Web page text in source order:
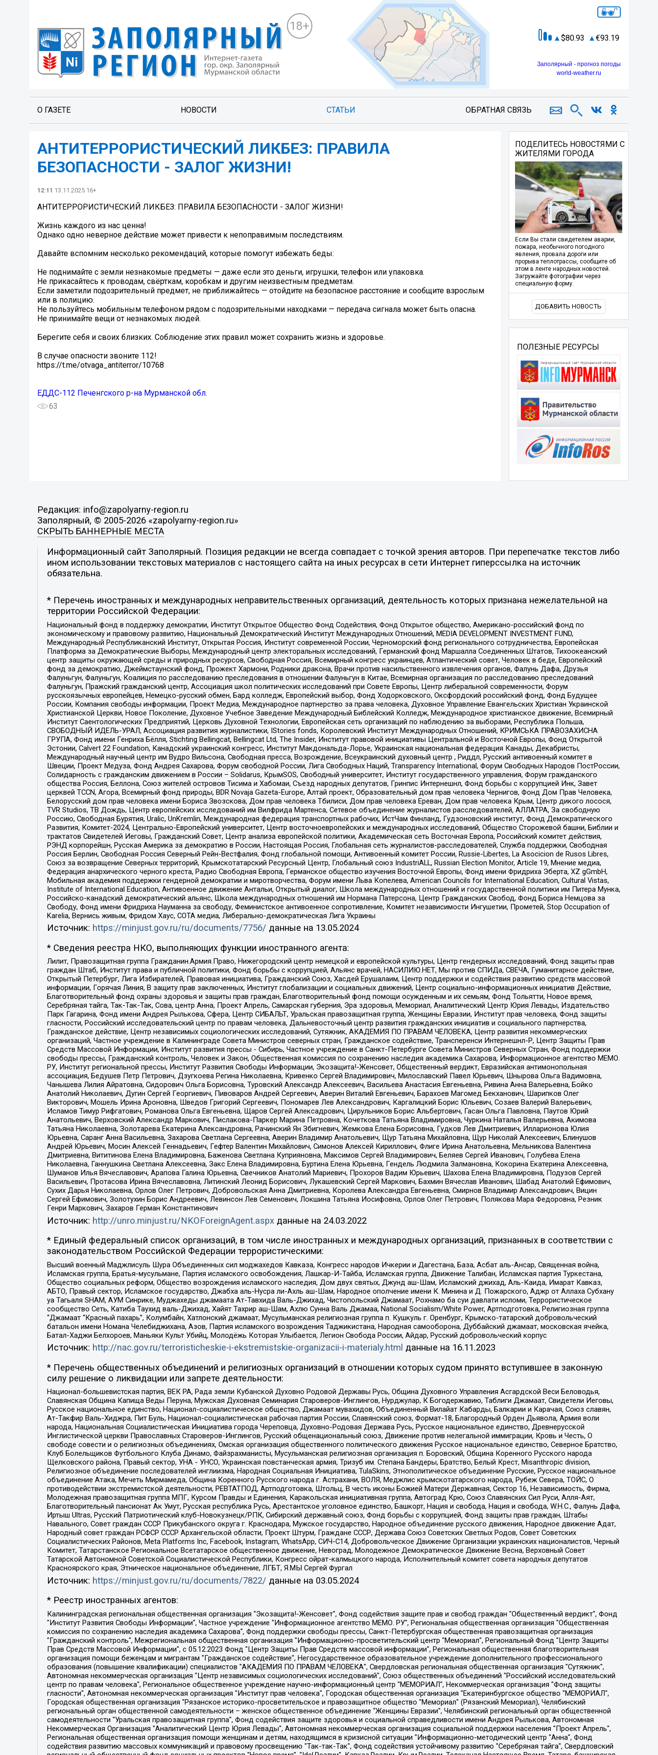
18+
80.93 93.19
Заполярный - прогноз погоды
world-weather.ru
О ГАЗЕТЕ НОВОСТИ СТАТЬИ ОБРАТНАЯ СВЯЗЬ
️️АНТИТЕРРОРИСТИЧЕСКИЙ ЛИКБЕЗ: ПРАВИЛА
БЕЗОПАСНОСТИ - ЗАЛОГ ЖИЗНИ!
12:11 13.11.2025 16+
️️АНТИТЕРРОРИСТИЧЕСКИЙ ЛИКБЕЗ: ПРАВИЛА БЕЗОПАСНОСТИ - ЗАЛОГ ЖИЗНИ!
Жизнь каждого из нас ценна!
Однако одно неверное действие может привести к непоправимым последствиям.
Давайте вспомним несколько рекомендаций, которые помогут избежать беды:
Не поднимайте с земли незнакомые предметы — даже если это деньги, игрушки, телефон или упаковка.
Не прикасайтесь к проводам, свёрткам, коробкам и другим неизвестным предметам.
Если заметили подозрительный предмет, не приближайтесь — отойдите на безопасное расстояние и сообщите взрослым
или в полицию.
Не пользуйтесь мобильным телефоном рядом с подозрительными находками — передача сигнала может быть опасна.
Не принимайте вещи от незнакомых людей.
️Берегите себя и своих близких. Соблюдение этих правил может сохранить жизнь и здоровье.
В случае опасности звоните 112!
https://t.me/otvaga_antiterror/10768
ЕДДС-112 Печенгского р-на Мурманской обл.
63
ПОДЕЛИТЕСЬ НОВОСТЯМИ С
ЖИТЕЛЯМИ ГОРОДА
Если Вы стали свидетелем аварии,
пожара, необычного погодного
явления, провала дороги или
прорыва теплотрассы, сообщите об
этом в ленте народных новостей.
Загружайте фотографии через
специальную форму.
ДОБАВИТЬ НОВОСТЬ
ПОЛЕЗНЫЕ РЕСУРСЫ
Редакция: info@zapolyarny-region.ru
Заполярный, © 2005-2026 «zapolyarny-region.ru»
СКРЫТЬ БАННЕРНЫЕ МЕСТА
Информационный сайт Заполярный. Позиция редакции не всегда совпадает с точкой зрения авторов. При перепечатке текстов либо
ином использовании текстовых материалов с настоящего сайта на иных ресурсах в сети Интернет гиперссылка на источник
обязательна.
* Перечень иностранных и международных неправительственных организаций, деятельность которых признана нежелательной на
территории Российской Федерации:
Национальный фонд в поддержку демократии, Институт Открытое Общество Фонд Содействия, Фонд Открытое общество, Американо-российский фонд по
экономическому и правовому развитию, Национальный Демократический Институт Международных Отношений, MEDIA DEVELOPMENT INVESTMENT FUND,
Международный Республиканский Институт, Открытая Россия, Институт современной России, Черноморский фонд регионального сотрудничества, Европейская
Платформа за Демократические Выборы, Международный центр электоральных исследований, Германский фонд Маршалла Соединенных Штатов, Тихоокеанский
центр защиты окружающей среды и природных ресурсов, Свободная Россия, Всемирный конгресс украинцев, Атлантический совет, Человек в беде, Европейский
фонд за демократию, Джеймстаунский фонд, Прожект Хармони, Родники дракона, Врачи против насильственного извлечения органов, Фалунь Дафа, Друзья
Фалуньгун, Фалуньгун, Коалиция по расследованию преследования в отношении Фалуньгун в Китае, Всемирная организация по расследованию преследований
Фалуньгун, Пражский гражданский центр, Ассоциация школ политических исследований при Совете Европы, Центр либеральной современности, Форум
русскоязычных европейцев, Немецко-русский обмен, Бард колледж, Европейский выбор, Фонд Ходорковского, Оксфордский российский фонд, Фонд Будущее
России, Компания свободы информации, Проект Медиа, Международное партнерство за права человека, Духовное Управление Евангельских Христиан Украинской
Христианской Церкви, Новое Поколение, Духовное Учебное Заведение Международный Библейский Колледж, Международное христианское движение, Всемирный
Институт Саентологических Предприятий, Церковь Духовной Технологии, Европейская сеть организаций по наблюдению за выборами, Республика Польша,
СВОБОДНЫЙ ИДЕЛЬ-УРАЛ, Ассоциация развития журналистики, IStories fonds, Королевский Институт Международных Отношений, КРИМСЬКА ПРАВОЗАХИСНА
ГРУПА, Фонд имени Генриха Бёлля, Stichting Bellingcat, Bellingcat Ltd, The Insider, Институт правовой инициативы Центральной и Восточной Европы, Фонд Открытой
Эстонии, Calvert 22 Foundation, Канадский украинский конгресс, Институт Макдональда-Лорье, Украинская национальная федерация Канады, Декабристы,
Международный научный центр им Вудро Вильсона, Свободная пресса, Возрождение, Всеукраинский духовный центр , Риддл, Русский антивоенный комитет в
Швеции, Проект Медуза, Фонд Андрея Сахарова, Форум свободной России, Лига Свободных Наций, Transparеncy International, Форум Свободных Народов ПостРоссии,
Солидарность с гражданским движением в России – Solidarus, КрымSOS, Свободный университет, Институт государственного управления, Форум гражданского
общества Россия, Беллона, Союз жителей островов Тисима и Хабомаи, Съезд народных депутатов, Гринпис Интернешнл, Фонд борьбы с коррупцией Инк, Завет
церквей TCCN, Агора, Всемирный фонд природы, BDR Novaja Gazeta-Europe, Алтай проект, Образовательный дом прав человека Чернигов, Фонд Дом Прав Человека,
Белорусский дом прав человека имени Бориса Звозскова, Дом прав человека Тбилиси, Дом прав человека Ереван, Дом прав человека Крым, Центр дикого лосося,
TVR Studios, ТВ Дождь, Центр европейских исследований им Вилфрида Мартенса, Сетевое объединение журналистов расследователей, АЛЛАТРА, За свободную
Россию, Свободная Бурятия, Uralic, UnKremlin, Международная федерация транспортных рабочих, ИстЧам Финланд, Гудзоновский институт, Фонд Демократического
Развития, Комитет-2024, Центрально-Европейский университет, Центр восточноевропейских и международных исследований, Общество Сторожевой башни, Библии и
трактатов Свидетелей Иеговы, Гражданский Совет, Центр анализа европейской политики, Академическая сеть Восточная Европа, Российский комитет действия,
РЭНД корпорейшн, Русская Америка за демократию в России, Настоящая Россия, Глобальная сеть журналистов-расследователей, Служба поддержки, Свободная
Россия Берлин, Свободная Россия Северный Рейн-Вестфалия, Фонд глобальной помощи, Антивоенный комитет России, Russie-Libertes, La Asocicion de Rusos Libres,
Союз за возвращение Северных территорий, Крымскотатарский Ресурсный Центр, Глобальный союз IndustriALL, Russian Election Monitor, Article 19, Мнение медиа,
Федерация анархического черного креста, Радио Свободная Европа, Германское общество изучения Восточной Европы, Фонд имени Фридриха Эберта, XZ gGmbH,
Мобильная академия поддержки гендерной демократии и миротворчества, Форум имени Льва Копелева, American Councils for International Education, Cultural Vistas,
Institute of International Education, Антивоенное движение Антальи, Открытый диалог, Школа международных отношений и государственной политики им Питера Мунка,
Российско-канадский демократический альянс, Школа международных отношений им Нормана Патерсона, Центр Гражданских Свобод, Фонд Бориса Немцова за
Свободу, Фонд имени Фридриха Науманна за свободу, Феминистское антивоенное сопротивление, Комитет независимости Ингушетии, Прометей, Stop Occupation of
Karelia, Вернись живым, Фридом Хаус, СОТА медиа, Либерально-демократическая Лига Украины
Источник: https://minjust.gov.ru/ru/documents/7756/ данные на 13.05.2024
* Сведения реестра НКО, выполняющих функции иностранного агента:
Лилит, Правозащитная группа Гражданин.Армия.Право, Нижегородский центр немецкой и европейской культуры, Центр гендерных исследований, Фонд защиты прав
граждан Штаб, Институт права и публичной политики, Фонд борьбы с коррупцией, Альянс врачей, НАСИЛИЮ.НЕТ, Мы против СПИДа, СВЕЧА, Гуманитарное действие,
Открытый Петербург, Лига Избирателей, Правовая инициатива, Гражданский Союз, Хасдей Ерушалаим, Центр поддержки и содействия развитию средств массовой
информации, Горячая Линия, В защиту прав заключенных, Институт глобализации и социальных движений, Центр социально-информационных инициатив Действие,
Благотворительный фонд охраны здоровья и защиты прав граждан, Благотворительный фонд помощи осужденным и их семьям, Фонд Тольятти, Новое время,
Серебряная тайга, Так-Так-Так, Сова, центр Анна, Проект Апрель, Самарская губерния, Эра здоровья, Мемориал, Аналитический Центр Юрия Левады, Издательство
Парк Гагарина, Фонд имени Андрея Рылькова, Сфера, Центр СИБАЛЬТ, Уральская правозащитная группа, Женщины Евразии, Институт прав человека, Фонд защиты
гласности, Российский исследовательский центр по правам человека, Дальневосточный центр развития гражданских инициатив и социального партнерства,
Гражданское действие, Центр независимых социологических исследований, Сутяжник, АКАДЕМИЯ ПО ПРАВАМ ЧЕЛОВЕКА, Центр развития некоммерческих
организаций, Частное учреждение в Калининграде Совета Министров северных стран, Гражданское содействие, Трансперенси Интернешнл-Р, Центр Защиты Прав
Средств Массовой Информации, Институт развития прессы - Сибирь, Частное учреждение в Санкт-Петербурге Совета Министров Северных Стран, Фонд поддержки
свободы прессы, Гражданский контроль, Человек и Закон, Общественная комиссия по сохранению наследия академика Сахарова, Информационное агентство МЕМО.
РУ, Институт региональной прессы, Институт Развития Свободы Информации, Экозащита!-Женсовет, Общественный вердикт, Евразийская антимонопольная
ассоциация, Бедушев Петр Петрович, Дзугкоева Регина Николаевна, Кривенко Сергей Владимирович, Милославский Павел Юрьевич, Шнырова Ольга Вадимовна,
Чанышева Лилия Айратовна, Сидорович Ольга Борисовна, Туровский Александр Алексеевич, Васильева Анастасия Евгеньевна, Ривина Анна Валерьевна, Бойко
Анатолий Николаевич, Дугин Сергей Георгиевич, Пивоваров Андрей Сергеевич, Аверин Виталий Евгеньевич, Барахоев Магомед Бекханович, Шарипков Олег
Викторович, Мошель Ирина Ароновна, Шведов Григорий Сергеевич, Пономарев Лев Александрович, Каргалицкий Борис Юльевич, Созаев Валерий Валерьевич,
Исламов Тимур Рифгатович, Романова Ольга Евгеньевна, Щаров Сергей Алексадрович, Цирульников Борис Альбертович, Гасан Ольга Павловна, Паутов Юрий
Анатольевич, Верховский Александр Маркович, Пислакова-Паркер Марина Петровна, Кочеткова Татьяна Владимировна, Чуркина Наталья Валерьевна, Акимова
Татьяна Николаевна, Золотарева Екатерина Александровна, Рачинский Ян Збигневич, Жемкова Елена Борисовна, Гудков Лев Дмитриевич, Илларионова Юлия
Юрьевна, Саранг Анна Васильевна, Захарова Светлана Сергеевна, Аверин Владимир Анатольевич, Щур Татьяна Михайловна, Щур Николай Алексеевич, Блинушов
Андрей Юрьевич, Мосин Алексей Геннадьевич, Гефтер Валентин Михайлович, Симонов Алексей Кириллович, Флиге Ирина Анатольевна, Мельникова Валентина
Дмитриевна, Вититинова Елена Владимировна, Баженова Светлана Куприяновна, Максимов Сергей Владимирович, Беляев Сергей Иванович, Голубева Елена
Николаевна, Ганнушкина Светлана Алексеевна, Закс Елена Владимировна, Буртина Елена Юрьевна, Гендель Людмила Залмановна, Кокорина Екатерина Алексеевна,
Шуманов Илья Вячеславович, Арапова Галина Юрьевна, Свечников Анатолий Мариевич, Прохоров Вадим Юрьевич, Шахова Елена Владимировна, Подузов Сергей
Васильевич, Протасова Ирина Вячеславовна, Литинский Леонид Борисович, Лукашевский Сергей Маркович, Бахмин Вячеслав Иванович, Шабад Анатолий Ефимович,
Сухих Дарья Николаевна, Орлов Олег Петрович, Добровольская Анна Дмитриевна, Королева Александра Евгеньевна, Смирнов Владимир Александрович, Вицин
Сергей Ефимович, Золотухин Борис Андреевич, Левинсон Лев Семенович, Локшина Татьяна Иосифовна, Орлов Олег Петрович, Полякова Мара Федоровна, Резник
Генри Маркович, Захаров Герман Константинович
Источник: http://unro.minjust.ru/NKOForeignAgent.aspxданные на 24.03.2022
* Единый федеральный список организаций, в том числе иностранных и международных организаций, признанных в соответствии с
законодательством Российской Федерации террористическими:
Высший военный Маджлисуль Шура Объединенных сил моджахедов Кавказа, Конгресс народов Ичкерии и Дагестана, База, Асбат аль-Ансар, Священная война,
Исламская группа, Братья-мусульмане, Партия исламского освобождения, Лашкар-И-Тайба, Исламская группа, Движение Талибан, Исламская партия Туркестана,
Общество социальных реформ, Общество возрождения исламского наследия, Дом двух святых, Джунд аш-Шам, Исламский джихад, Аль-Каида, Имарат Кавказ,
АБТО, Правый сектор, Исламское государство, Джабха аль-Нусра ли-Ахль аш-Шам, Народное ополчение имени К. Минина и Д. Пожарского, Аджр от Аллаха Субхану
уа Тагьаля SHAM, АУМ Синрике, Муджахеды джамаата Ат-Тавхида Валь-Джихад, Чистопольский Джамаат, Рохнамо ба суи давлати исломи, Террористическое
сообщество Сеть, Катиба Таухид валь-Джихад, Хайят Тахрир аш-Шам, Ахлю Сунна Валь Джамаа, National Socialism/White Power, Артподготовка, Религиозная группа
“Джамаат “Красный пахарь”, Колумбайн, Хатлонский джамаат, Мусульманская религиозная группа п. Кушкуль г. Оренбург, Крымско-татарский добровольческий
батальон имени Номана Челебиджихана, Азов, Партия исламского возрождения Таджикистана, Народная самооборона, Дуббайский джамаат, московская ячейка,
Батал-Хаджи Белхороев, Маньяки Культ Убийц, Молодёжь Которая Улыбается, Легион Свобода России, Айдар, Русский добровольческий корпус
Источник: http://nac.gov.ru/terroristicheskie-i-ekstremistskie-organizacii-i-materialy.html данные на 16.11.2023
* Перечень общественных объединений и религиозных организаций в отношении которых судом принято вступившее в законную
силу решение о ликвидации или запрете деятельности:
Национал-большевистская партия, ВЕК РА, Рада земли Кубанской Духовно Родовой Державы Русь, Община Духовного Управления Асгардской Веси Беловодья,
Славянская Община Капища Веды Перуна, Мужская Духовная Семинария Староверов-Инглингов, Нурджулар, К Богодержавию, Таблиги Джамаат, Свидетели Иеговы,
Русское национальное единство, Национал-социалистическое общество, Джамаат мувахидов, Объединенный Вилайат Кабарды, Балкарии и Карачая, Союз славян,
Ат-Такфир Валь-Хиджра, Пит Буль, Национал-социалистическая рабочая партия России, Славянский союз, Формат-18, Благородный Орден Дьявола, Армия воли
народа, Национальная Социалистическая Инициатива города Череповца, Духовно-Родовая Держава Русь, Русское национальное единство, Древнерусской
Инглистической церкви Православных Староверов-Инглингов, Русский общенациональный союз, Движение против нелегальной иммиграции, Кровь и Честь, О
свободе совести и о религиозных объединениях, Омская организация общественного политического движения Русское национальное единство, Северное Братство,
Клуб Болельщиков Футбольного Клуба Динамо, Файзрахманисты, Мусульманская религиозная организация п. Боровский, Община Коренного Русского народа
Щелковского района, Правый сектор, УНА - УНСО, Украинская повстанческая армия, Тризуб им. Степана Бандеры, Братство, Белый Крест, Misanthropic division,
Религиозное объединение последователей инглиизма, Народная Социальная Инициатива, TulaSkins, Этнополитическое объединение Русские, Русское национальное
объединение Атака, Мечеть Мирмамеда, Община Коренного Русского народа г. Астрахани, ВОЛЯ, Меджлис крымскотатарского народа, Рубеж Севера, ТОЙС, О
противодействии экстремистской деятельности, РЕВТАТПОД, Артподготовка, Штольц, В честь иконы Божией Матери Державная, Сектор 16, Независимость, Фирма,
Молодежная правозащитная группа МПГ, Курсом Правды и Единения, Каракольская инициативная группа, Автоград Крю, Союз Славянских Сил Руси, Алля-Аят,
Благотворительный пансионат Ак Умут, Русская республика Русь, Арестантское уголовное единство, Башкорт, Нация и свобода, Нация и свобода, W.H.С., Фалунь Дафа,
Иртыш Ultras, Русский Патриотический клуб-Новокузнецк/РПК, Сибирский державный союз, Фонд борьбы с коррупцией, Фонд защиты прав граждан, Штабы
Навального, Совет граждан СССР Прикубанского округа г. Краснодара, Мужское государство, Народное объединение русского движения, Народное движение Адат,
Народный совет граждан РСФСР СССР Архангельской области, Проект Штурм, Граждане СССР, Держава Союз Советских Светлых Родов, Совет Советских
Социалистических Районов, Meta Platforms Inc, Facebook, Instagram, WhatsApp, СИЧ-С14, Добровольческое Движение Организации украинских националистов, Черный
Комитет, Татарстанское Региональное Всетатарское общественное движение, Невоград, Молодежное Демократическое Движение Весна, Верховный Совет
Татарской Автономной Советской Социалистической Республики, Конгресс ойрат-калмыцкого народа, Исполнительный комитет совета народных депутатов
Красноярского края, Этническое национальное объединение, ЛГБТ, Я.МЫ Сергей Фургал
Источник: https://minjust.gov.ru/ru/documents/7822/ данные на 03.05.2024
* Реестр иностранных агентов:
Калининградская региональная общественная организация "Экозащита!-Женсовет", Фонд содействия защите прав и свобод граждан "Общественный вердикт", Фонд "Институт Развития Свободы Информации", Частное учреждение "Информационное агентство МЕМО. РУ", Региональная общественная организация "Общественная комиссия по сохранению наследия академика Сахарова", Фонд поддержки свободы прессы, Санкт-Петербургская общественная правозащитная организация "Гражданский контроль", Межрегиональная общественная организация "Информационно-просветительский центр "Мемориал", Региональный Фонд "Центр Защиты Прав Средств Массовой Информации", с 05.12.2023 Фонд "Центр Защиты Прав Средств массовой информации", Региональная общественная благотворительная организация помощи беженцам и мигрантам "Гражданское содействие", Негосударственное образовательное учреждение дополнительного профессионального образования (повышение квалификации) специалистов "АКАДЕМИЯ ПО ПРАВАМ ЧЕЛОВЕКА", Свердловская региональная общественная организация "Сутяжник", Автономная некоммерческая организация "Центр независимых социологических исследований", Союз общественных объединений "Российский исследовательский центр по правам человека", Региональное общественное учреждение научно-информационный центр "МЕМОРИАЛ", Некоммерческая организация "Фонд защиты гласности", Автономная некоммерческая организация "Институт прав человека", Городская общественная организация "Екатеринбургское общество "МЕМОРИАЛ", Городская общественная организация "Рязанское историко-просветительское и правозащитное общество "Мемориал" (Рязанский Мемориал), Челябинский региональный орган общественной самодеятельности – женское общественное объединение "Женщины Евразии", Челябинский региональный орган общественной самодеятельности "Уральская правозащитная группа", Фонд содействия защите здоровья и социальной справедливости имени Андрея Рылькова, Автономная Некоммерческая Организация "Аналитический Центр Юрия Левады", Автономная некоммерческая организация социальной поддержки населения "Проект Апрель", Региональная общественная организация помощи женщинам и детям, находящимся в кризисной ситуации "Информационно-методический центр "Анна", Фонд содействия развитию массовых коммуникаций и правовому просвещению "Так-так-Так", Фонд содействия устойчивому развитию "Серебряная тайга", Свердловский региональный общественный фонд социальных проектов "Новое время", "Idel.Реалии", Кавказ.Реалии, Крым.Реалии, Телеканал Настоящее Время, Татаро-башкирская служба Радио Свобода (Azatliq Radiosi), Радио Свободная Европа/Радио Свобода (PCE/PC), "Сибирь.Реалии", "Фактограф", Благотворительный фонд помощи осужденным и их семьям, Автономная некоммерческая организация "Институт глобализации и социальных движений", Фонд "В защиту прав заключенных", Частное учреждение "Центр поддержки и содействия развитию средств массовой информации", Пензенский региональный общественный благотворительный фонд "Гражданский союз", "Север.Реалии", Некоммерческая организация Фонд "Правовая инициатива", Общество с ограниченной ответственностью "Радио Свободная Европа/Радио Свобода", Чешское информационное агентство "MEDIUM-ORIENT", Красноярская региональная общественная организация "Мы против СПИДа", Камалягин Денис Николаевич, Маркелов Сергей Евгеньевич, Пономарев Лев Александрович, Савицкая Людмила Алексеевна, Автономная некоммерческая организация "Центр по работе с проблемой насилия "НАСИЛИЮ.НЕТ", Межрегиональный профессиональный союз работников здравоохранения "Альянс врачей", Юридическое лицо, зарегистрированное в Латвийской Республике, SIA "Medusa Project" (регистрационный номер 40103797863, дата регистрации 10.06.2014), Некоммерческая организация "Фонд по борьбе с коррупцией", Автономная некоммерческая организация "Институт права и публичной политики", Баданин Роман Сергеевич, Гликин Максим Александрович, Железнова Мария Михайловна, Лукьянова Юлия Сергеевна, Маетная Елизавета Витальевна, Маняхин Петр Борисович, Чуракова Ольга Владимировна, Ярош Юлия Петровна, Юридическое лицо "The Insider SIA", зарегистрированное в Риге, Латвийская Республика (дата регистрации 26.06.2015), являющееся администратором доменного имени интернет-издания "The Insider SIA", https://theins.ru, Постернак Алексей Евгеньевич, Рубин Михаил Аркадьевич, Анин Роман Александрович, Юридическое лицо Istories fonds, зарегистрированное в Латвийской Республике (регистрационный номер 50008295751, дата регистрации 24.02.2020), Великовский Дмитрий Александрович, Долинина Ирина Николаевна, Мароховская Алеся Алексеевна, Шлейнов Роман Юрьевич, Шмагун Олеся Валентиновна, Общество с ограниченной ответственностью "Альтаир 2021", Общество с ограниченной ответственностью "Вега 2021", Общество с ограниченной ответственностью "Главный редактор 2021", Общество с ограниченной ответственностью "Ромашки монолит", Важенков Артем Валерьевич, Ивановская областная общественная организация "Центр гендерных исследований", Гурман Юрий Альбертович, Медиапроект "ОВД-Инфо", Егоров Владимир Владимирович, Жилинский Владимир Александрович, Общество с ограниченной ответственностью "ЗП", Иванова София Юрьевна, Карезина Инна Павловна, Кильтау Екатерина Викторовна, Петров Алексей Викторович, Пискунов Сергей Евгеньевич, Смирнов Сергей Сергеевич, Тихонов Михаил Сергеевич, Общество с ограниченной ответственностью "ЖУРНАЛИСТ-ИНОСТРАННЫЙ АГЕНТ", Арапова Галина Юрьевна, Вольтская Татьяна Анатольевна, Американская компания "Mason G.E.S. Anonymous Foundation" (США), являющаяся владельцем интернет-издания https://mnews.world/, Компания "Stichting Bellingcat", зарегистрированная в Нидерландах (дата регистрации 11.07.2018), Захаров Андрей Вячеславович, Клепиковская Екатерина Дмитриевна, Общество с ограниченной ответственностью "МЕМО", Перл Роман Александрович, Симонов Евгений Алексеевич, Соловьева Елена Анатольевна, Сотников Даниил Владимирович, Сурначева Елизавета Дмитриевна, Автономная некоммерческая организация по защите прав человека и информированию населения "Якутия – Наше Мнение", Общество с ограниченной ответственностью "Москоу диджитал медиа", с 26.01.2023 Общество с ограниченной ответственностью "Чайка Белые сады", Ветошкина Валерия Валерьевна, Заговора Максим Александрович, Межрегиональное общественное движение "Российская ЛГБТ - сеть", Оленичев Максим Владимирович, Павлов Иван Юрьевич, Скворцова Елена Сергеевна, Общество с ограниченной ответственностью "Как бы инагент", Кочетков Игорь Викторович, Общество с ограниченной ответственностью "Честные выборы", Еланчик Олег Александрович, Общество с ограниченной ответственностью "Нобелевский призыв", Гималова Регина Эмилевна, Григорьев Андрей Валерьевич, Григорьева Алина Александровна, Ассоциация по содействию защите прав призывников, альтернативнослужащих и военнослужащих "Правозащитная группа "Гражданин.Армия.Право", Хисамова Регина Фаритовна, Автономная некоммерческая организация по реализации социально-правовых программ "Лилит", Дальневосточное общественное движение "Маяк", Санкт-Петербургская ЛГБТ-инициативная группа "Выход", Инициативная группа ЛГБТ+ "Реверс", Алексеев Андрей Викторович, Бекбулатова Таисия Львовна, Беляев Иван Михайлович, Владыкина Елена Сергеевна, Гельман Марат Александрович, Никульшина Вероника Юрьевна, Толоконникова Надежда Андреевна, Шендерович Виктор Анатольевич, Общество с ограниченной ответственностью "Данное сообщение", Общество с ограниченной ответственностью Издательский дом "Новая глава", Айнбиндер Александра Александровна, Московский комьюнити-центр для ЛГБТ+инициатив, Благотворительный фонд развития филантропии, Deutsche Welle (Германия, Kurt-Schumacher-Strasse 3, 53113 Bonn), Борзунова Мария Михайловна, Воробьев Виктор Викторович, Голубева Анна Львовна, Константинова Алла Михайловна, Малкова Ирина Владимировна, Мурадов Мурад Абдулгалимович, Осетинская Елизавета Николаевна, Понасенков Евгений Николаевич, Ганапольский Матвей Юрьевич, Киселев Евгений Алексеевич, Борухович Ирина Григорьевна, Дремин Иван Тимофеевич, Дубровский Дмитрий Викторович, Красноярская региональная общественная организация поддержки и развития альтернативных образовательных технологий и межкультурных коммуникаций "ИНТЕРРА", Маяковская Екатерина Алексеевна, Фейгин Марк Захарович, Филимонов Андрей Викторович, Дзугкоева Регина Николаевна, Доброхотов Роман Александрович, Дудь Юрий Александрович, Елкин Сергей Владимирович, Кругликов Кирилл Игоревич, Сабунаева Мария Леонидовна, Семенов Алексей Владимирович, Шаинян Карен Багратович, Шульман Екатерина Михайловна, Асафьев Артур Валерьевич, Вахштайн Виктор Семенович, Венедиктов Алексей Алексеевич, Лушникова Екатерина Евгеньевна, Волков Леонид Михайлович, Невзоров Александр Глебович, Пархоменко Сергей Борисович, Сироткин Ярослав Николаевич, Кара-Мурза Владимир Владимирович, Баранова Наталья Владимировна, Гозман Леонид Яковлевич, Кагарлицкий Борис Юльевич, Климарев Михаил Валерьевич, Милов Владимир Станиславович, Автономная некоммерческая организация Краснодарский центр современного искусства "Типография", Моргенштерн Алишер Тагирович, Соболь Любовь Эдуардовна, Общество с ограниченной ответственностью "ЛИЗА НОРМ", Каспаров Гарри Кимович, Ходорковский Михаил Борисович, Общество с ограниченной ответственностью "Апрельские тезисы", Данилович Ирина Брониславовна, Кашин Олег Владимирович, Петров Николай Владимирович, Пивоваров Алексей Владимирович, Соколов Михаил Владимирович, Цветкова Юлия Владимировна, Чичваркин Евгений Александрович, Комитет против пыток/Команда против пыток, Общество с ограниченной ответственностью "Первый научный", Общество с ограниченной ответственностью "Вертолет и ко", Белоцерковская Вероника Борисовна, Кац Максим Евгеньевич, Лазарева Татьяна Юрьевна, Шаведдинов Руслан Табризович, Яшин Илья Валерьевич, Общество с ограниченной ответственностью "Иноагент ААВ", Алешковский Дмитрий Петрович, Альбац Евгения Марковна, Быков Дмитрий Львович, Галямина Юлия Евгеньевна, Лойко Сергей Леонидович, Мартынов Кирилл Константинович, Медведев Сергей Александрович, Крашенинников Федор Геннадиевич, Гордеева Катерина Вл